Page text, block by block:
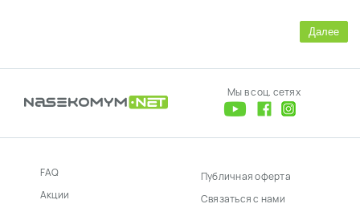
Далее
Мы в соц. сетях
FAQ
Акции
Публичная оферта
Связаться с нами